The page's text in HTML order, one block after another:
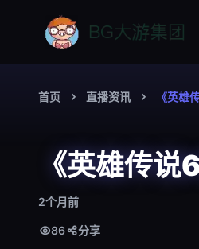
首页 直播资讯 《英雄
《英雄传
2个月前
86 分享